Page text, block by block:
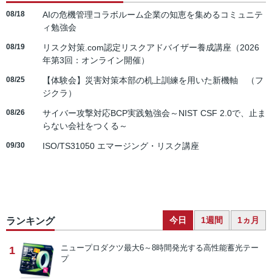
08/18
AIの危機管理コラボルーム企業の知恵を集めるコミュニテ
ィ勉強会
08/19
リスク対策.com認定リスクアドバイザー養成講座（2026
年第3回：オンライン開催）
08/25
【体験会】災害対策本部の机上訓練を用いた新機軸 （フ
ジクラ）
08/26
サイバー攻撃対応BCP実践勉強会～NIST CSF 2.0で、止ま
らない会社をつくる～
09/30 ISO/TS31050 エマージング・リスク講座
ランキング 今日 1週間 1ヵ月
1 ニュープロダクツ最大6～8時間発光する高性能蓄光テー
プ